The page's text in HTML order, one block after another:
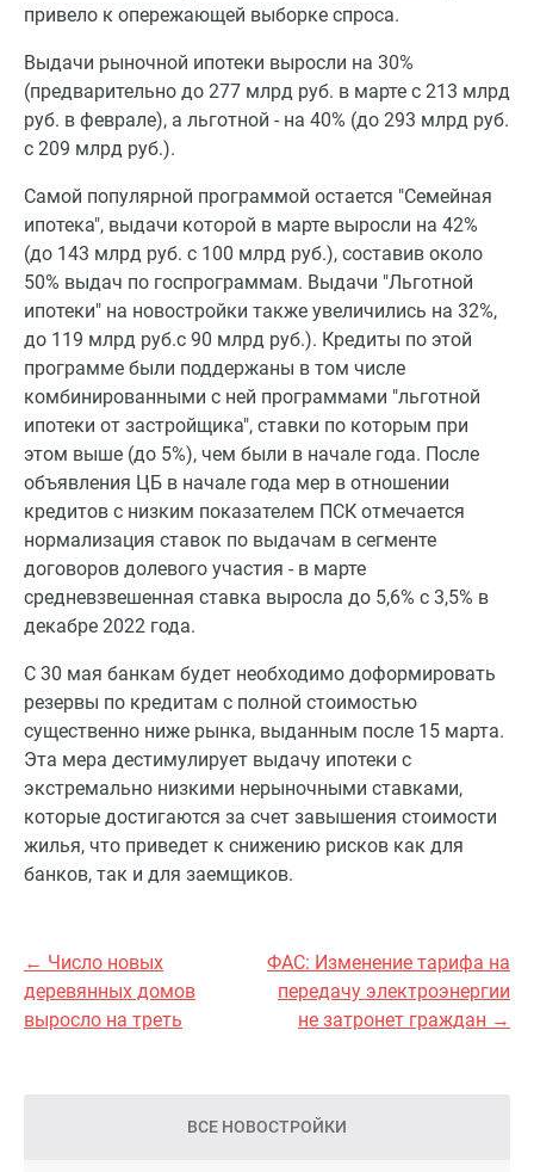
привело к опережающей выборке спроса.
Выдачи рыночной ипотеки выросли на 30%
(предварительно до 277 млрд руб. в марте с 213 млрд
руб. в феврале), а льготной - на 40% (до 293 млрд руб.
с 209 млрд руб.).
Самой популярной программой остается "Семейная
ипотека", выдачи которой в марте выросли на 42%
(до 143 млрд руб. с 100 млрд руб.), составив около
50% выдач по госпрограммам. Выдачи "Льготной
ипотеки" на новостройки также увеличились на 32%,
до 119 млрд руб.с 90 млрд руб.). Кредиты по этой
программе были поддержаны в том числе
комбинированными с ней программами "льготной
ипотеки от застройщика", ставки по которым при
этом выше (до 5%), чем были в начале года. После
объявления ЦБ в начале года мер в отношении
кредитов с низким показателем ПСК отмечается
нормализация ставок по выдачам в сегменте
договоров долевого участия - в марте
средневзвешенная ставка выросла до 5,6% с 3,5% в
декабре 2022 года.
С 30 мая банкам будет необходимо доформировать
резервы по кредитам с полной стоимостью
существенно ниже рынка, выданным после 15 марта.
Эта мера дестимулирует выдачу ипотеки с
экстремально низкими нерыночными ставками,
которые достигаются за счет завышения стоимости
жилья, что приведет к снижению рисков как для
банков, так и для заемщиков.
← Число новых
деревянных домов
выросло на треть
ФАС: Изменение тарифа на
передачу электроэнергии
не затронет граждан →
ВСЕ НОВОСТРОЙКИ